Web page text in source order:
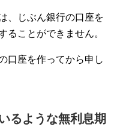
、じぶん銀行の口座を
ることができません。
口座を作ってから申し
るような無利息期